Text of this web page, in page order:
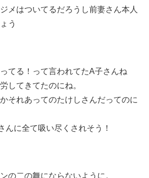
メはついてるだろうし前妻さん本人
う
てる！って言われてたA子さんね
してきてたのにね。
それあってのたけしさんだってのに
んに全て吸い尽くされそう！
の二の舞にならないように。